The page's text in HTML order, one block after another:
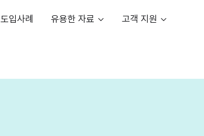
도입사례 유용한 자료 고객 지원